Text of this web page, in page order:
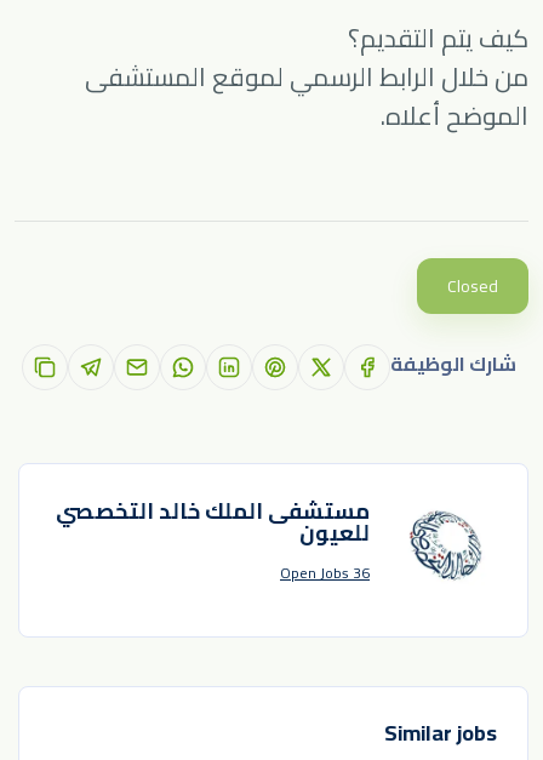
كيف يتم التقديم؟
من خلال الرابط الرسمي لموقع المستشفى
الموضح أعلاه.
Closed
شارك الوظيفة
مستشفى الملك خالد التخصصي
للعيون
36 Open Jobs
Similar jobs